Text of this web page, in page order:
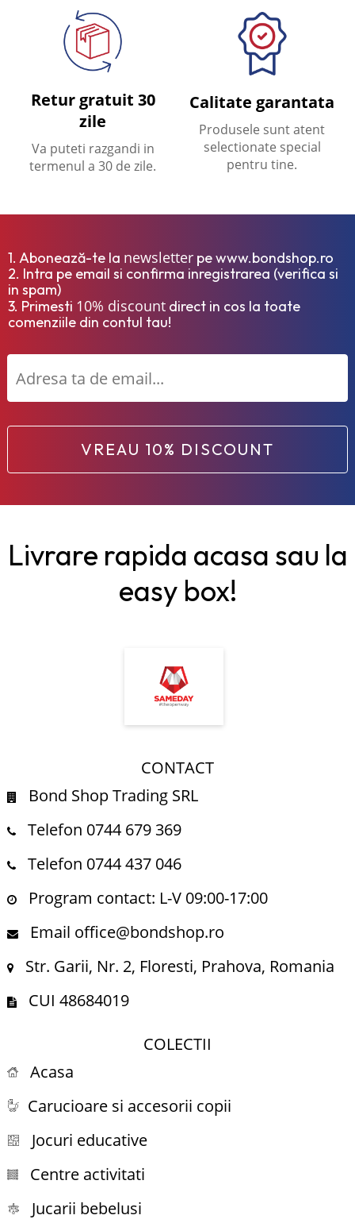
Retur gratuit 30
zile
Va puteti razgandi in
termenul a 30 de zile.
Calitate garantata
Produsele sunt atent
selectionate special
pentru tine.
1. Abonează-te la newsletter pe www.bondshop.ro
2. Intra pe email si confirma inregistrarea (verifica si
in spam)
3. Primesti 10% discount direct in cos la toate
comenziile din contul tau!
VREAU 10% DISCOUNT
Livrare rapida acasa sau la
easy box!
CONTACT
Bond Shop Trading SRL
Telefon 0744 679 369
Telefon 0744 437 046
Program contact: L-V 09:00-17:00
Email office@bondshop.ro
Str. Garii, Nr. 2, Floresti, Prahova, Romania
CUI 48684019
COLECTII
Acasa
Carucioare si accesorii copii
Jocuri educative
Centre activitati
Jucarii bebelusi